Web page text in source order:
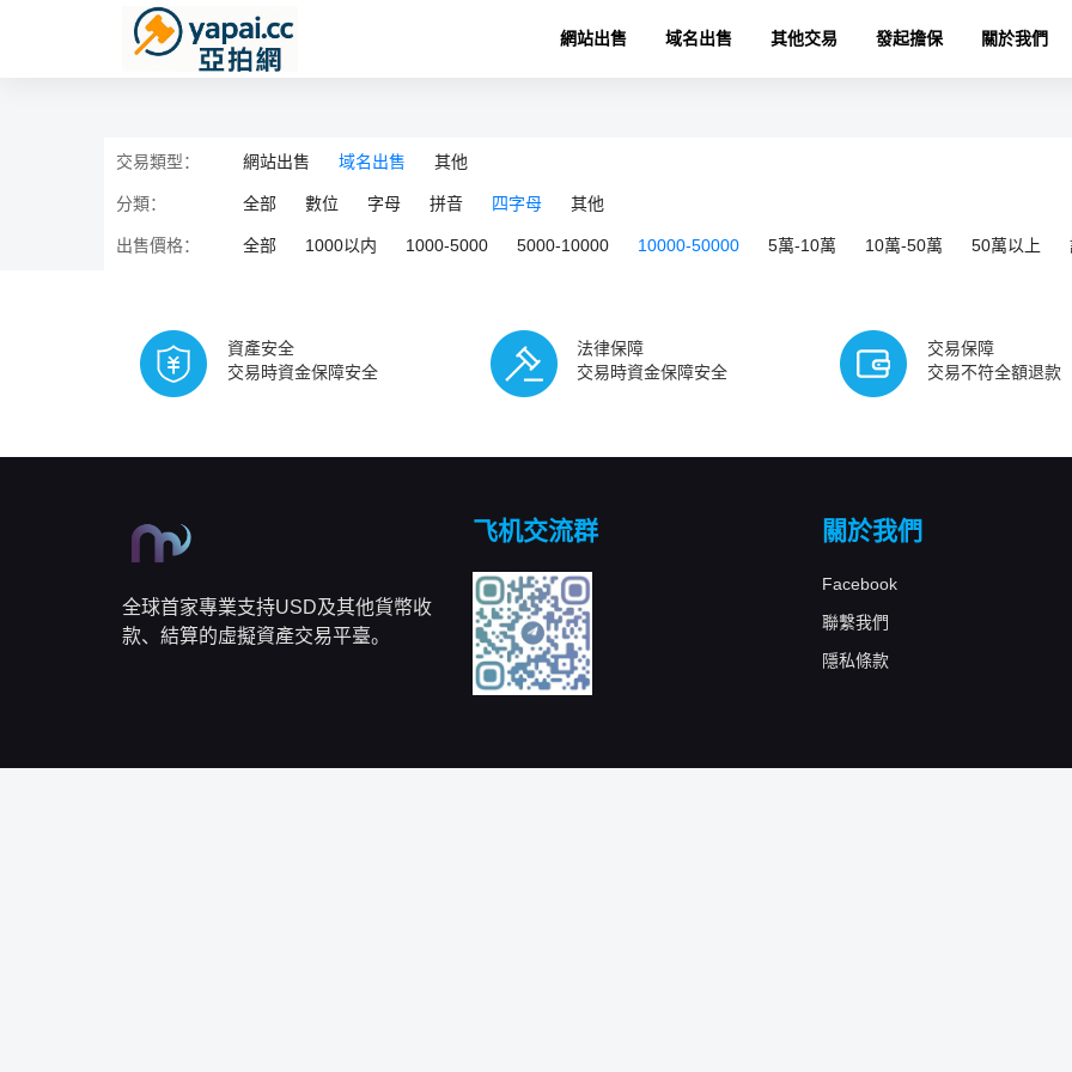
網站出售 域名出售 其他交易 發起擔保 關於我們
交易類型： 網站出售 域名出售 其他
分類： 全部 數位 字母 拼音 四字母 其他
出售價格： 全部 1000以内 1000-5000 5000-10000 10000-50000 5萬-10萬 10萬-50萬 50萬以上
資產安全
交易時資金保障安全
法律保障
交易時資金保障安全
交易保障
交易不符全額退款
全球首家專業支持USD及其他貨幣收
款、結算的虛擬資產交易平臺。
飞机交流群 關於我們
Facebook
聯繫我們
隱私條款